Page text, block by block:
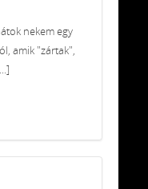
nekem egy
amik "zártak",